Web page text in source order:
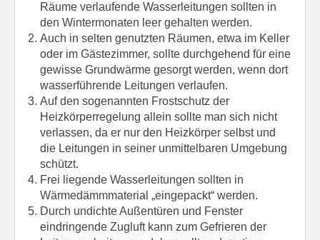
Räume verlaufende Wasserleitungen sollten in
den Wintermonaten leer gehalten werden.
Auch in selten genutzten Räumen, etwa im Keller
oder im Gästezimmer, sollte durchgehend für eine
gewisse Grundwärme gesorgt werden, wenn dort
wasserführende Leitungen verlaufen.
Auf den sogenannten Frostschutz der
Heizkörperregelung allein sollte man sich nicht
verlassen, da er nur den Heizkörper selbst und
die Leitungen in seiner unmittelbaren Umgebung
schützt.
Frei liegende Wasserleitungen sollten in
Wärmedämmmaterial „eingepackt“ werden.
Durch undichte Außentüren und Fenster
eindringende Zugluft kann zum Gefrieren der